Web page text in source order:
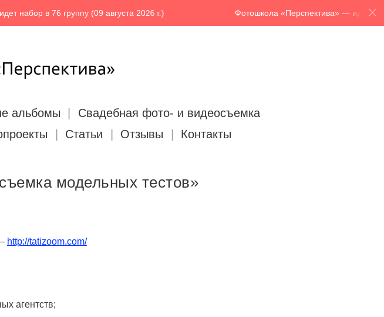
альбомы
Свадебная фото- и видеосъемка
Статьи Отзывы Контакты
модельных тестов»
http://tatizoom.com/
агентств;
в 76 группу (09 августа 2026 г.) Фотошкола «Перспектива» — идет набор в 76